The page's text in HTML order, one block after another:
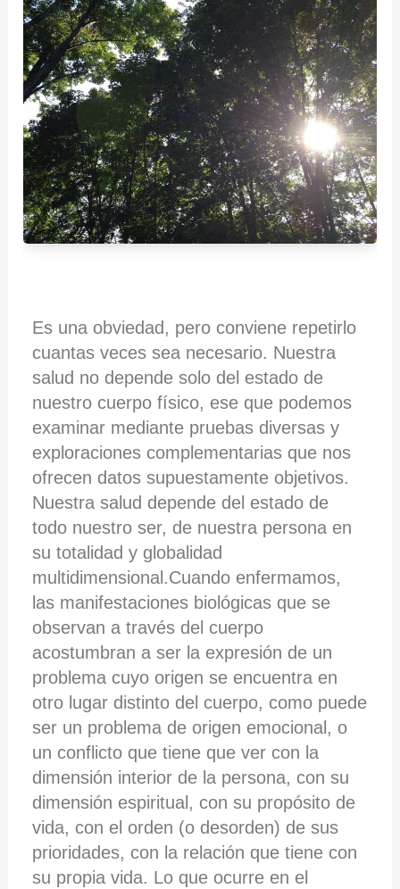
Es una obviedad, pero conviene repetirlo
cuantas veces sea necesario. Nuestra
salud no depende solo del estado de
nuestro cuerpo físico, ese que podemos
examinar mediante pruebas diversas y
exploraciones complementarias que nos
ofrecen datos supuestamente objetivos.
Nuestra salud depende del estado de
todo nuestro ser, de nuestra persona en
su totalidad y globalidad
multidimensional.Cuando enfermamos,
las manifestaciones biológicas que se
observan a través del cuerpo
acostumbran a ser la expresión de un
problema cuyo origen se encuentra en
otro lugar distinto del cuerpo, como puede
ser un problema de origen emocional, o
un conflicto que tiene que ver con la
dimensión interior de la persona, con su
dimensión espiritual, con su propósito de
vida, con el orden (o desorden) de sus
prioridades, con la relación que tiene con
su propia vida. Lo que ocurre en el